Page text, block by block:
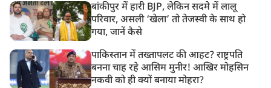
बांकीपुर में हारी BJP, लेकिन सदमे में लालू
परिवार, असली ‘खेला’ तो तेजस्वी के साथ हो
गया, जानें कैसे
पाकिस्तान में तख्तापलट की आहट? राष्ट्रपति
बनना चाह रहे आसिम मुनीर! आखिर मोहसिन
नकवी को ही क्यों बनाया मोहरा?